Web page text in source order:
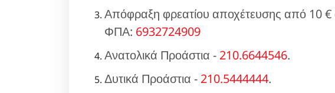
Απόφραξη φρεατίου αποχέτευσης από 10
ΦΠΑ: 6932724909
Ανατολικά Προάστια - 210.6644546.
Δυτικά Προάστια - 210.5444444.